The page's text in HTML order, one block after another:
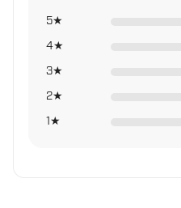
5★
4★
3★
2★
1★